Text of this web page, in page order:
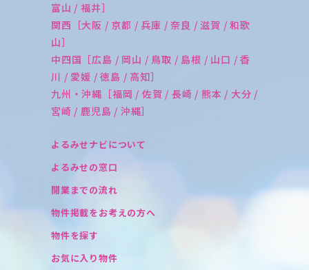
富山 / 福井］
関西［大阪 / 京都 / 兵庫 / 奈良 / 滋賀 / 和歌
山］
中四国［広島 / 岡山 / 鳥取 / 島根 / 山口 / 香
川 / 愛媛 / 徳島 / 高知］
九州・沖縄［福岡 / 佐賀 / 長崎 / 熊本 / 大分 /
宮崎 / 鹿児島 / 沖縄］
よるみせナビについて
よるみせの窓口
開業までの流れ
物件掲載をお考えの方へ
物件を探す
お気に入り物件